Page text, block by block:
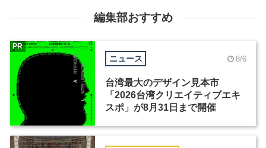
編集部おすすめ
ニュース 8/6
台湾最大のデザイン見本市
「2026台湾クリエイティブエキ
スポ」が8月31日まで開催
PR